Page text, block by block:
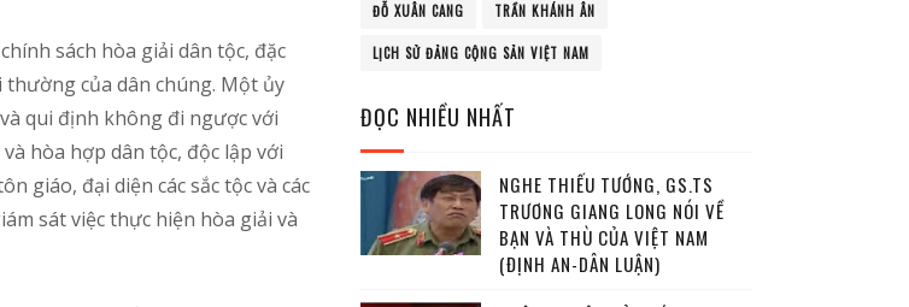
sách hòa giải dân tộc, đặc
của dân chúng. Một ủy
qui định không đi ngược với
hòa hợp dân tộc, độc lập với
giáo, đại diện các sắc tộc và các
sát việc thực hiện hòa giải và
ĐỖ XUÂN CANG TRẦN KHÁNH ÂN
LỊCH SỬ ĐẢNG CỘNG SẢN VIỆT NAM
ĐỌC NHIỀU NHẤT
NGHE THIẾU TƯỚNG, GS.TS
TRƯƠNG GIANG LONG NÓI VỀ
BẠN VÀ THÙ CỦA VIỆT NAM
(ĐỊNH AN-DÂN LUẬN)